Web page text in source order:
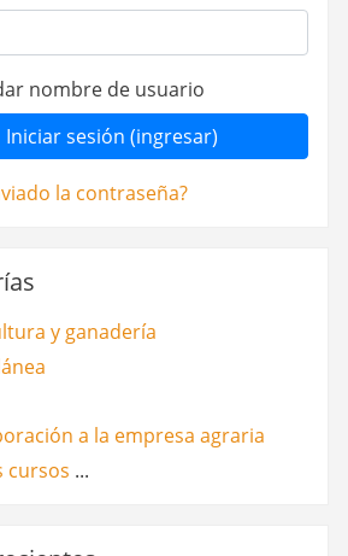
nombre de usuario
la contraseña?
y ganadería
a la empresa agraria
cursos ...